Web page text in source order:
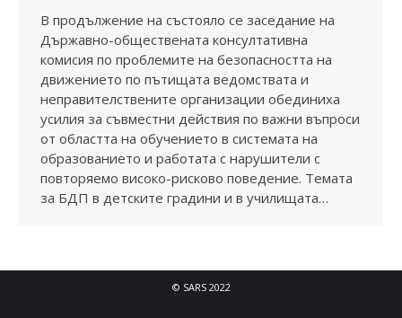
В продължение на състояло се заседание на
Държавно-обществената консултативна
комисия по проблемите на безопасността на
движението по пътищата ведомствата и
неправителствените организации обединиха
усилия за съвместни действия по важни въпроси
от областта на обучението в системата на
образованието и работата с нарушители с
повторяемо високо-рисково поведение. Темата
за БДП в детските градини и в училищата…
© SARS 2022